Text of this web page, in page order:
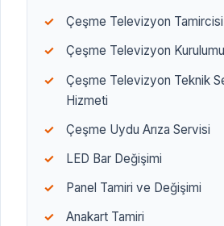
Çeşme Televizyon Tamircisi
Çeşme Televizyon Kurulumu
Çeşme Televizyon Teknik
Hizmeti
Çeşme Uydu Arıza Servisi
LED Bar Değişimi
Panel Tamiri ve Değişimi
Anakart Tamiri